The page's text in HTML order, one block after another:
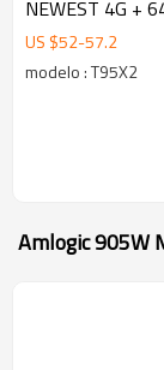
NEWEST 4G +
8.1 Android
con Bluetooth
android tv box
US $52-57.2
modelo : T95X2
Amlogic 905W